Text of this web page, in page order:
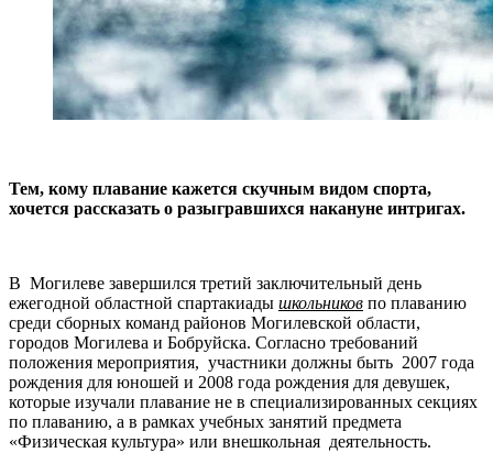
Тем, кому плавание кажется скучным видом спорта,
хочется рассказать о разыгравшихся накануне интригах.
В Могилеве завершился третий заключительный день
ежегодной областной спартакиады школьников по плаванию
среди сборных команд районов Могилевской области,
городов Могилева и Бобруйска. Согласно требований
положения мероприятия, участники должны быть 2007 года
рождения для юношей и 2008 года рождения для девушек,
которые изучали плавание не в специализированных секциях
по плаванию, а в рамках учебных занятий предмета
«Физическая культура» или внешкольная деятельность.